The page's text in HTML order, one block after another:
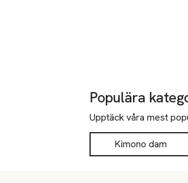
Populära
Upptäck våra mest
Kimono dam